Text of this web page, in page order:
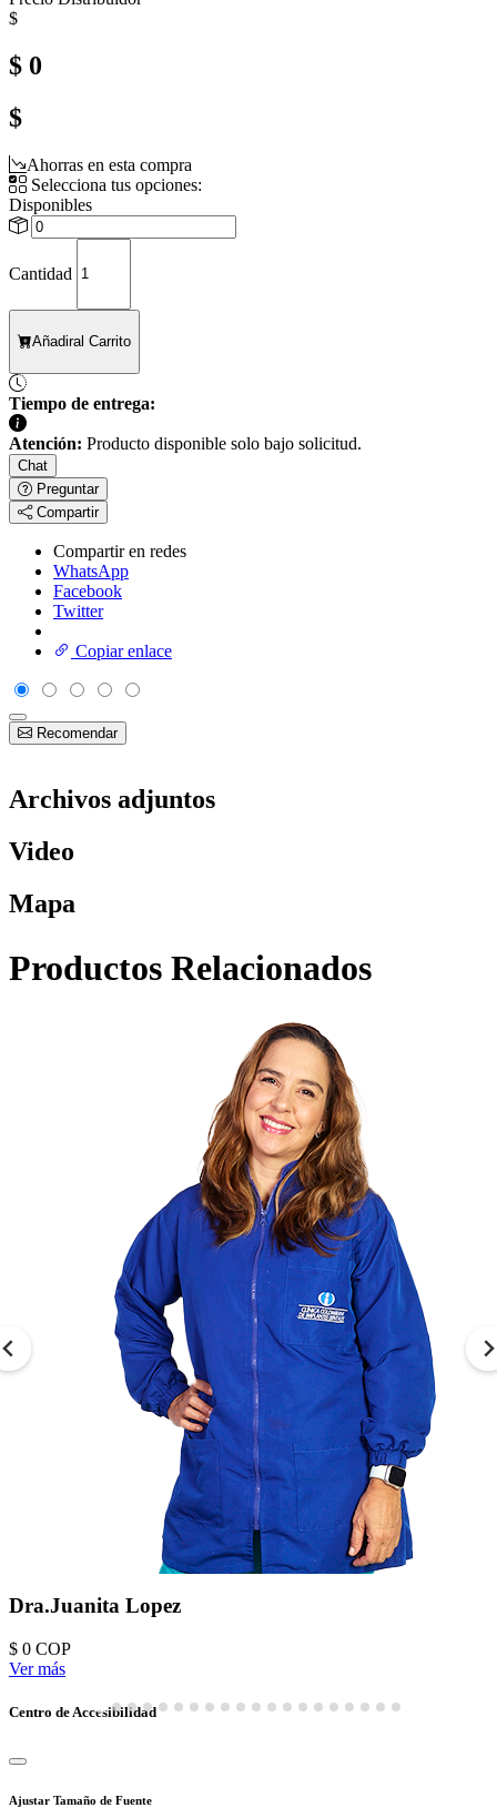
$
$ 0
$
Ahorras en esta compra
Selecciona tus opciones:
Disponibles
Cantidad
Añadiral Carrito
Tiempo de entrega:
Atención: Producto disponible solo bajo solicitud.
Chat
Preguntar
Compartir
Compartir en redes
WhatsApp
Facebook
Twitter
Copiar enlace
Recomendar
Archivos adjuntos
Video
Mapa
Productos Relacionados
Dra.Juanita Lopez
$ 0 COP
Ver más
Centro de Accesibilidad
Ajustar Tamaño de Fuente